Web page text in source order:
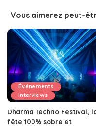
Vous aimerez peut-
Événements
Interviews
Dharma Techno Festival,
fête 100% sobre et